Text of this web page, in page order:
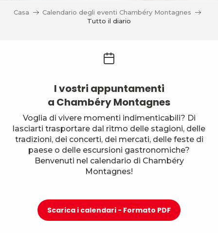
Casa
Calendario degli eventi Chambéry Montagnes
Tutto il diario
I vostri appuntamenti
a Chambéry Montagnes
Voglia di vivere momenti indimenticabili? Di
lasciarti trasportare dal ritmo delle stagioni, delle
tradizioni, dei concerti, dei mercati, delle feste di
paese o delle escursioni gastronomiche?
Benvenuti nel calendario di Chambéry
Montagnes!
Scarica i calendari - Formato PDF